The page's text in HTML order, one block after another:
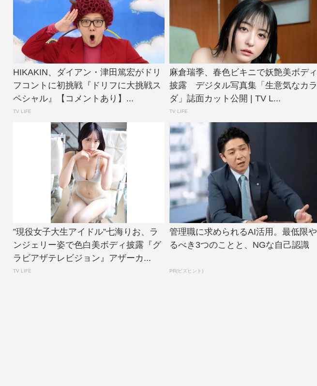
HIKAKIN、ダイアン・津田篤宏がドリ
フコントに初挑戦『ドリフに大挑戦ス
ペシャル』【コメントあり】...
TV LIFE
麻倉瑞季、春色ビキニで妖艶美ボディ
披露 デジタル写真集「生意気なカラ
ダ」誌面カット公開 | TV L...
TV LIFE
”現役女子大生アイドル”七海りお、ラ
ンジェリー姿で色白美ボディ披露『グ
ラビアザテレビジョン』アザーカ...
TV LIFE
管理職に求められるAI活用。最低限や
るべき3つのことと、NGな自己認識
PR(ビズヒント)